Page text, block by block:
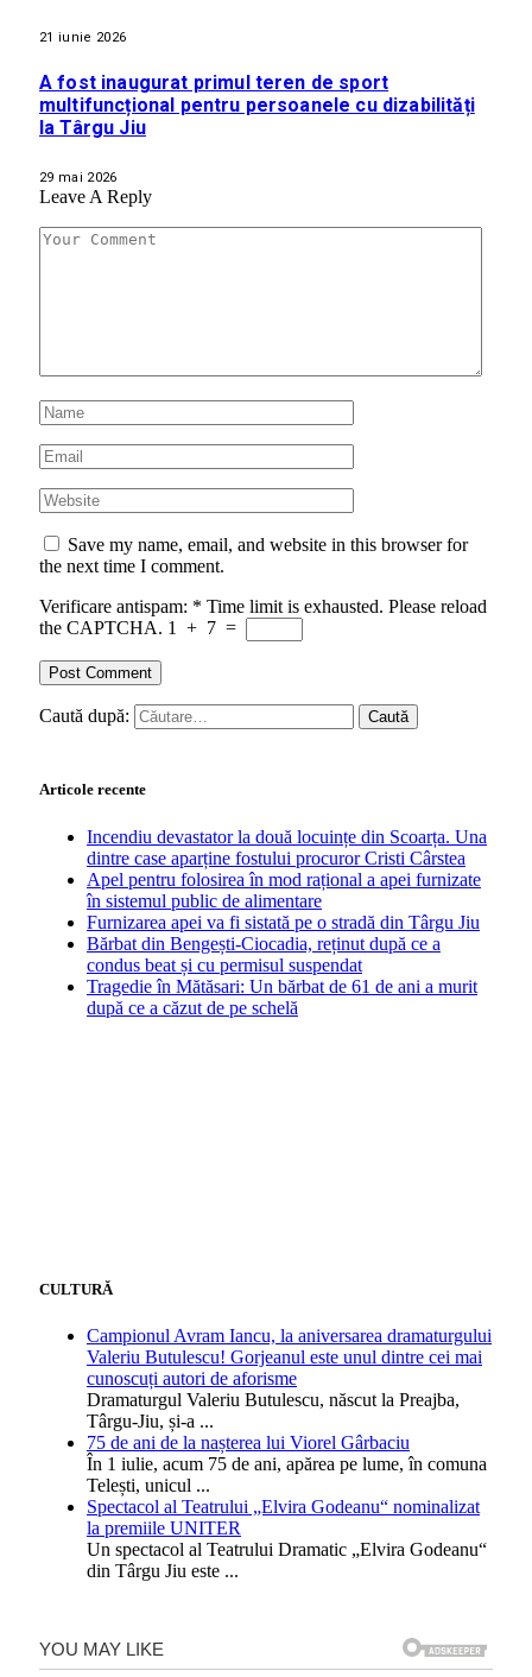
21 iunie 2026
A fost inaugurat primul teren de sport
multifuncțional pentru persoanele cu dizabilități
la Târgu Jiu
29 mai 2026
Leave A Reply
Save my name, email, and website in this browser for
the next time I comment.
Verificare antispam: * Time limit is exhausted. Please reload
the CAPTCHA. 1 + 7 =
Caută după:
Articole recente
Incendiu devastator la două locuințe din Scoarța. Una
dintre case aparține fostului procuror Cristi Cârstea
Apel pentru folosirea în mod rațional a apei furnizate
în sistemul public de alimentare
Furnizarea apei va fi sistată pe o stradă din Târgu Jiu
Bărbat din Bengești-Ciocadia, reținut după ce a
condus beat și cu permisul suspendat
Tragedie în Mătăsari: Un bărbat de 61 de ani a murit
după ce a căzut de pe schelă
CULTURĂ
Campionul Avram Iancu, la aniversarea dramaturgului
Valeriu Butulescu! Gorjeanul este unul dintre cei mai
cunoscuți autori de aforisme
Dramaturgul Valeriu Butulescu, născut la Preajba,
Târgu-Jiu, și-a ...
75 de ani de la nașterea lui Viorel Gârbaciu
În 1 iulie, acum 75 de ani, apărea pe lume, în comuna
Telești, unicul ...
Spectacol al Teatrului „Elvira Godeanu“ nominalizat
la premiile UNITER
Un spectacol al Teatrului Dramatic „Elvira Godeanu“
din Târgu Jiu este ...